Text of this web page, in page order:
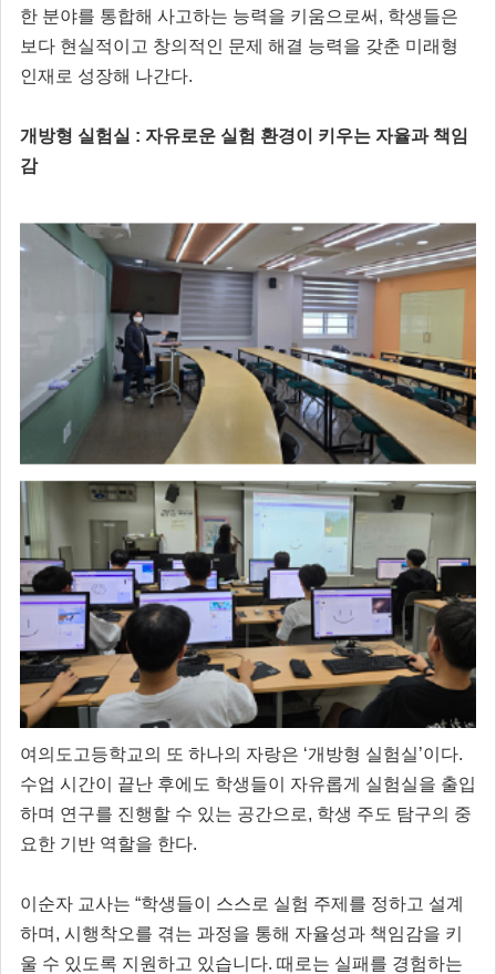
한 분야를 통합해 사고하는 능력을 키움으로써, 학생들은
보다 현실적이고 창의적인 문제 해결 능력을 갖춘 미래형
인재로 성장해 나간다.
개방형 실험실 : 자유로운 실험 환경이 키우는 자율과 책임
감
여의도고등학교의 또 하나의 자랑은 ‘개방형 실험실’이다.
수업 시간이 끝난 후에도 학생들이 자유롭게 실험실을 출입
하며 연구를 진행할 수 있는 공간으로, 학생 주도 탐구의 중
요한 기반 역할을 한다.
이순자 교사는 “학생들이 스스로 실험 주제를 정하고 설계
하며, 시행착오를 겪는 과정을 통해 자율성과 책임감을 키
울 수 있도록 지원하고 있습니다. 때로는 실패를 경험하는